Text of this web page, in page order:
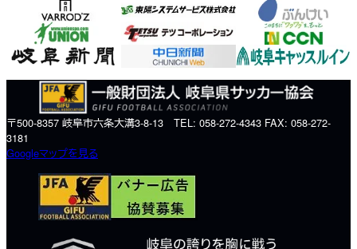
〒500-8357 岐阜市六条大溝3-8-13 TEL: 058-272-4343 FAX: 058-272-
3181
Googleマップを見る